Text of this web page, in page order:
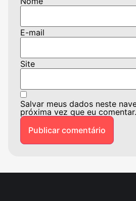
E-mail
Site
Salvar meus dados neste
próxima vez que eu comentar.